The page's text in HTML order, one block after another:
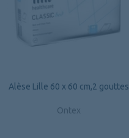
Alèse Lille 60 x 60 cm,2 gouttes
Ontex